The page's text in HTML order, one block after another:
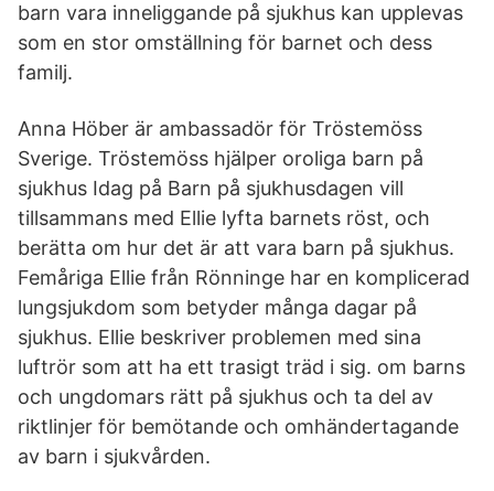
barn vara inneliggande på sjukhus kan upplevas
som en stor omställning för barnet och dess
familj.
Anna Höber är ambassadör för Tröstemöss
Sverige. Tröstemöss hjälper oroliga barn på
sjukhus Idag på Barn på sjukhusdagen vill
tillsammans med Ellie lyfta barnets röst, och
berätta om hur det är att vara barn på sjukhus.
Femåriga Ellie från Rönninge har en komplicerad
lungsjukdom som betyder många dagar på
sjukhus. Ellie beskriver problemen med sina
luftrör som att ha ett trasigt träd i sig. om barns
och ungdomars rätt på sjukhus och ta del av
riktlinjer för bemötande och omhändertagande
av barn i sjukvården.